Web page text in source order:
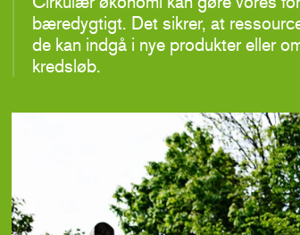
bæredygtigt. Det sikrer, at
de kan indgå i nye produkter eller
kredsløb.